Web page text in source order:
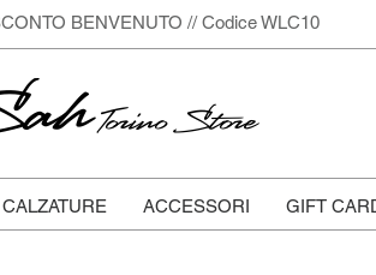
BENVENUTO // Codice WLC10
Torino Store
CALZATURE ACCESSORI GIFT